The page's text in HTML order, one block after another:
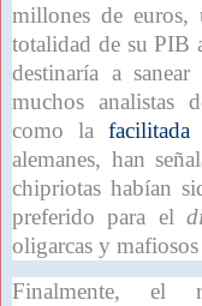
millones de euros,
totalidad de su PIB
destinaría a
muchos analistas
como lafacilitada
alemanes, han
chipriotas habían
preferido para el
oligarcas y mafiosos
Finalmente, el